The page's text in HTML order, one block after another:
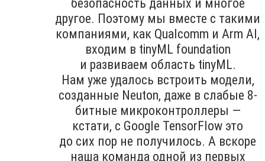
безопасность данных и многое
другое. Поэтому мы вместе с такими
компаниями, как Qualcomm и Arm AI,
входим в tinyML foundation
и развиваем область tinyML.
Нам уже удалось встроить модели,
созданные Neuton, даже в слабые 8-
битные микроконтроллеры —
кстати, с Google TensorFlow это
до сих пор не получилось. А вскоре
наша команда одной из первых